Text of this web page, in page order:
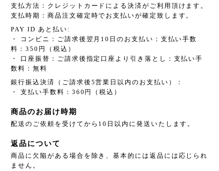
支払方法：クレジットカードによる決済がご利用頂けます。
支払時期：商品注文確定時でお支払いが確定致します。
PAY ID あと払い:
・ コンビニ：ご請求後翌月10日のお支払い：支払い手数
料：350円（税込）
・ 口座振替：ご請求後指定口座より引き落とし：支払い手
数料：無料
銀行振込決済（ご請求後5営業日以内のお支払い）：
・ 支払い手数料：360円（税込）
商品のお届け時期
配送のご依頼を受けてから10日以内に発送いたします。
返品について
商品に欠陥がある場合を除き、基本的には返品には応じられ
ません。